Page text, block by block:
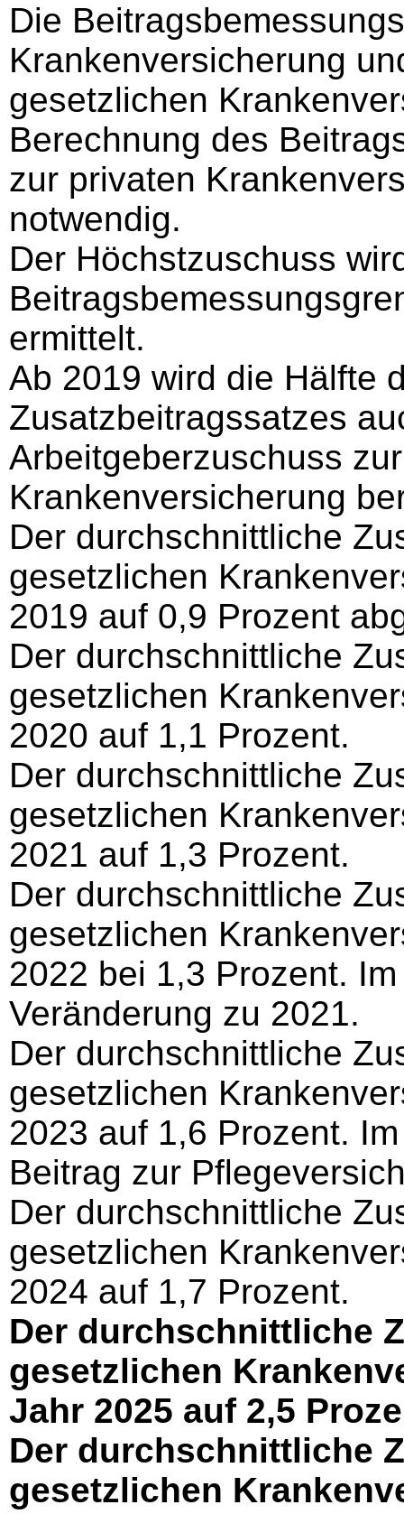
Die
Krankenversicherung
gesetzlichen
Berechnung des
zur privaten
notwendig.
Der Höchstzuschuss
ermittelt.
Ab 2019 wird die Hälfte
Zusatzbeitragssatzes
Arbeitgeberzuschuss
Krankenversicherung
Der durchschnittliche
gesetzlichen
2019 auf 0,9 Prozent
Der durchschnittliche
gesetzlichen
2020 auf 1,1 Prozent.
Der durchschnittliche
gesetzlichen
2021 auf 1,3 Prozent.
Der durchschnittliche
gesetzlichen
2022 bei 1,3 Prozent.
Veränderung zu 2021.
Der durchschnittliche
gesetzlichen
2023 auf 1,6 Prozent.
Beitrag zur
Der durchschnittliche
gesetzlichen
2024 auf 1,7 Prozent.
Der durchschnittliche
gesetzlichen
Jahr 2025 auf 2,5
Der durchschnittliche
gesetzlichen